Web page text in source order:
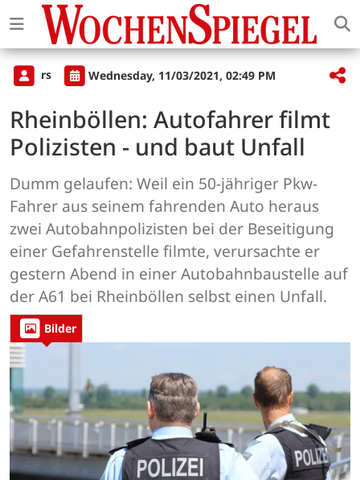
rs Wednesday, 11/03/2021, 02:49 PM
Rheinböllen: Autofahrer filmt
Polizisten - und baut Unfall
Dumm gelaufen: Weil ein 50-jähriger Pkw-
Fahrer aus seinem fahrenden Auto heraus
zwei Autobahnpolizisten bei der Beseitigung
einer Gefahrenstelle filmte, verursachte er
gestern Abend in einer Autobahnbaustelle auf
der A61 bei Rheinböllen selbst einen Unfall.
Bilder